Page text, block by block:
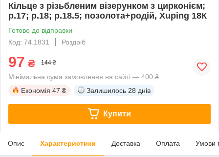
Кільце з різьбленим візерунком з цирконієм;
р.17; р.18; р.18.5; позолота+родій, Xuping 18К
Готово до відправки
Код: 74.1831
Роздріб
97 ₴ 144 ₴
Мінімальна сума замовлення на сайті — 400 ₴
Економія 47 ₴ Залишилось 28 днів
Купити
Опис Характеристики Доставка Оплата Умови